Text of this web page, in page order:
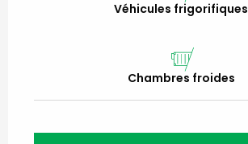
Véhicules frigorifiques
Chambres froides